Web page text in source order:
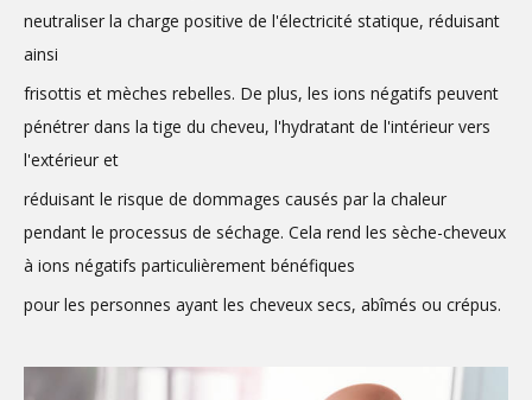
neutraliser la charge positive de l'électricité statique, réduisant
ainsi
frisottis et mèches rebelles. De plus, les ions négatifs peuvent
pénétrer dans la tige du cheveu, l'hydratant de l'intérieur vers
l'extérieur et
réduisant le risque de dommages causés par la chaleur
pendant le processus de séchage. Cela rend les sèche-cheveux
à ions négatifs particulièrement bénéfiques
pour les personnes ayant les cheveux secs, abîmés ou crépus.